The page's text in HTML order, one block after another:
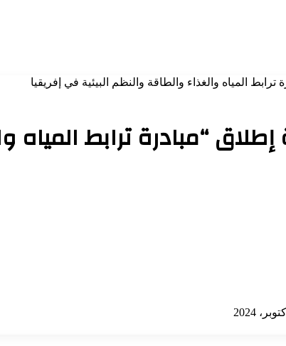
المياه والغذاء والطاقة والنظم البيئية في إفريقيا
“مبادرة ترابط المياه